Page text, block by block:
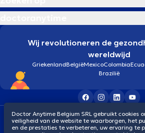
Wij revolutioneren de
wereldwijd
GriekenlandBelgiëMexicoColombia
Brazilië
Algemene voorwaardenCookies
© 2026 doctoranytime
Doctor Anytime Belgium SRL gebruikt cookies
veiligheid van de website te waarborgen, het
en de prestaties te verbeteren, uw ervaring te